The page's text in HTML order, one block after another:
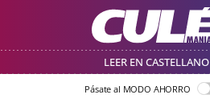
LEER EN CASTELLANO
Pásate al MODO AHORRO